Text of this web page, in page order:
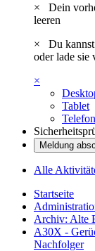
×
Dein
leeren
×
Du
oder lade sie
×
Tablet
Telefon
Meldung
Alle
Startseite
Archiv: Alte
A30X -
Nachfolger